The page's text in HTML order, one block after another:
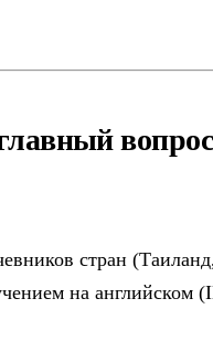
вопрос
стран
на английском